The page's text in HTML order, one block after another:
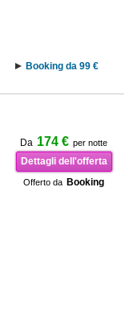
Booking da 99 €
Da 174 € per notte
Dettagli dell'offerta
Offerto da Booking